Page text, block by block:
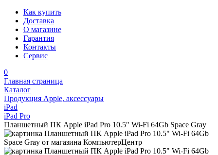
Как купить
Доставка
О магазине
Гарантия
Контакты
Сервис
0
Главная страница
Каталог
Продукция Apple, аксессуары
iPad
iPad Pro
Планшетный ПК Apple iPad Pro 10.5" Wi-Fi 64Gb Space Gray